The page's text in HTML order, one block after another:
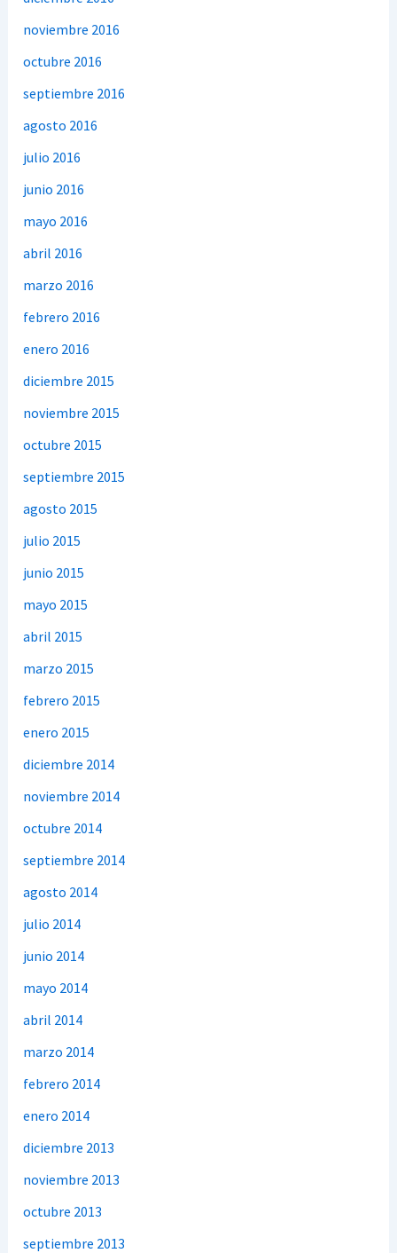
noviembre 2016
octubre 2016
septiembre 2016
agosto 2016
julio 2016
junio 2016
mayo 2016
abril 2016
marzo 2016
febrero 2016
enero 2016
diciembre 2015
noviembre 2015
octubre 2015
septiembre 2015
agosto 2015
julio 2015
junio 2015
mayo 2015
abril 2015
marzo 2015
febrero 2015
enero 2015
diciembre 2014
noviembre 2014
octubre 2014
septiembre 2014
agosto 2014
julio 2014
junio 2014
mayo 2014
abril 2014
marzo 2014
febrero 2014
enero 2014
diciembre 2013
noviembre 2013
octubre 2013
septiembre 2013